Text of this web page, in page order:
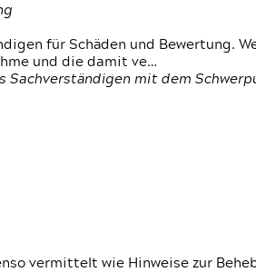
für Schäden und Bewertung.
und die damit ve…
mit dem
vermittelt wie Hinweise zur